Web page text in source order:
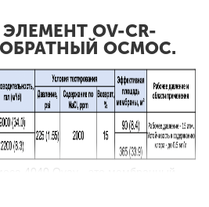
OV-CR-
ОБРАТНЫЙ ОСМОС.
4040 Ovay - это мембранный
типа из полиамида для